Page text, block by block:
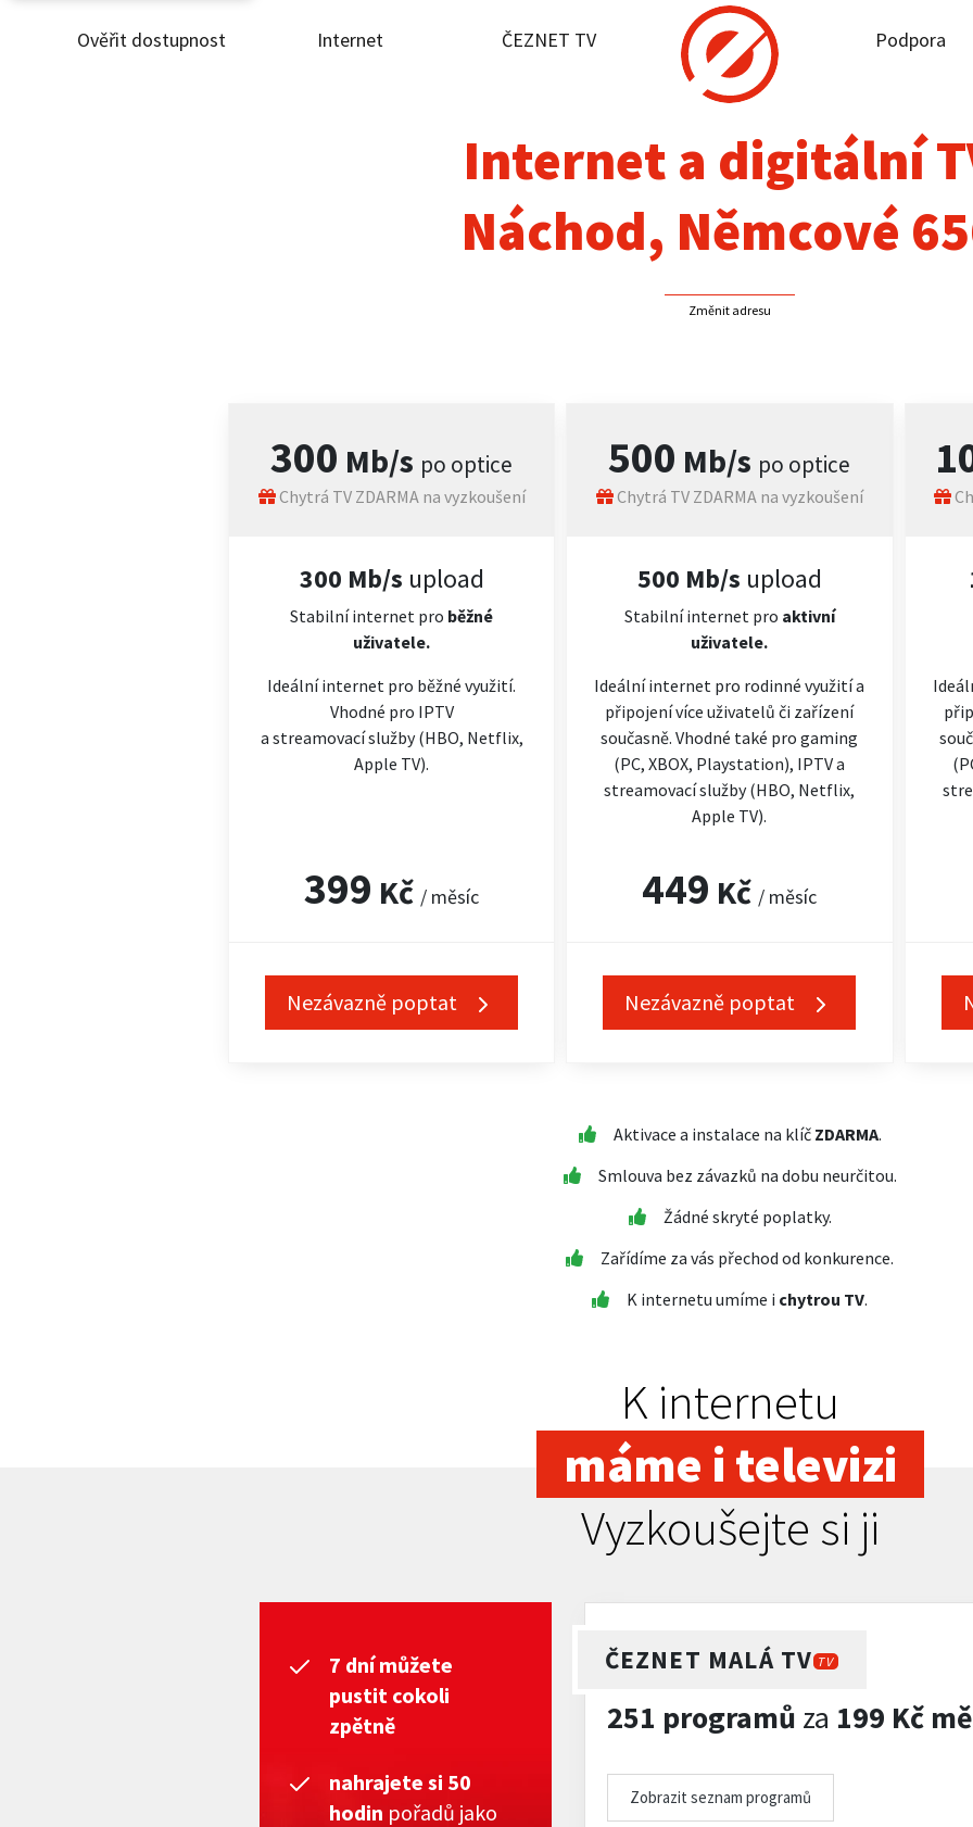
Ověřit dostupnost Internet ČEZNET TV Podpora
Internet
ČEZNET TV
Podpora
Internet a digitální
Náchod, Němcové
Změnit adresu
300 Mb/s po optice
Chytrá TV ZDARMA na vyzkoušení
300 Mb/s upload
Stabilní internet pro běžné
uživatele.
Ideální internet pro běžné využití.
Vhodné pro IPTV
a streamovací služby (HBO, Netflix,
Apple TV).
399 Kč / měsíc
Nezávazně poptat
500 Mb/s po optice
Chytrá TV ZDARMA na vyzkoušení
500 Mb/s upload
Stabilní internet pro aktivní
uživatele.
Ideální internet pro rodinné využití a
připojení více uživatelů či zařízení
současně. Vhodné také pro gaming
(PC, XBOX, Playstation), IPTV a
streamovací služby (HBO, Netflix,
Apple TV).
449 Kč / měsíc
Nezávazně poptat
Aktivace a instalace na klíč ZDARMA.
Smlouva bez závazků na dobu neurčitou.
Žádné skryté poplatky.
Zařídíme za vás přechod od konkurence.
K internetu umíme i chytrou TV.
K internetu
máme i televizi
Vyzkoušejte si ji
7 dní můžete
pustit cokoli
zpětně
nahrajete si 50
hodin pořadů jako
ČEZNET MALÁ TV TV
251 programů za 199 Kč
Zobrazit seznam programů